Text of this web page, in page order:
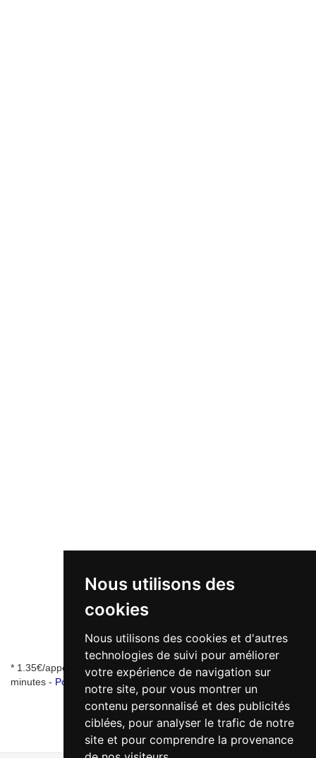
Nous utilisons des
cookies
Nous utilisons des cookies et d'autres
technologies de suivi pour améliorer
votre expérience de navigation sur
notre site, pour vous montrer un
contenu personnalisé et des publicités
ciblées, pour analyser le trafic de notre
site et pour comprendre la provenance
* 1.35€/appel + 0.34€/min - numéro de mise en relation valable 5
minutes - Pourquoi ce numéro ?